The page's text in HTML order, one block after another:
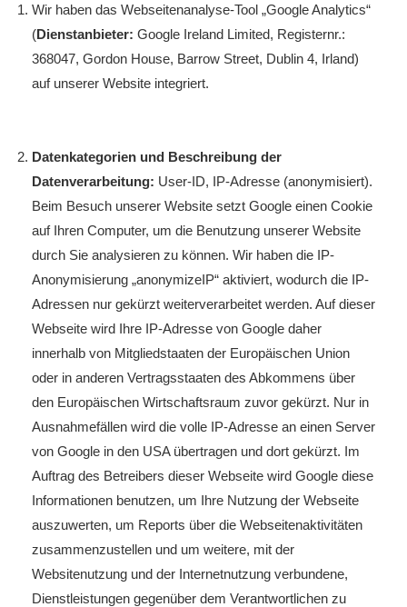
Wir haben das Webseitenanalyse-Tool „Google Analytics“
(Dienstanbieter: Google Ireland Limited, Registernr.:
368047, Gordon House, Barrow Street, Dublin 4, Irland)
auf unserer Website integriert.
Datenkategorien und Beschreibung der
Datenverarbeitung: User-ID, IP-Adresse (anonymisiert).
Beim Besuch unserer Website setzt Google einen Cookie
auf Ihren Computer, um die Benutzung unserer Website
durch Sie analysieren zu können. Wir haben die IP-
Anonymisierung „anonymizeIP“ aktiviert, wodurch die IP-
Adressen nur gekürzt weiterverarbeitet werden. Auf dieser
Webseite wird Ihre IP-Adresse von Google daher
innerhalb von Mitgliedstaaten der Europäischen Union
oder in anderen Vertragsstaaten des Abkommens über
den Europäischen Wirtschaftsraum zuvor gekürzt. Nur in
Ausnahmefällen wird die volle IP-Adresse an einen Server
von Google in den USA übertragen und dort gekürzt. Im
Auftrag des Betreibers dieser Webseite wird Google diese
Informationen benutzen, um Ihre Nutzung der Webseite
auszuwerten, um Reports über die Webseitenaktivitäten
zusammenzustellen und um weitere, mit der
Websitenutzung und der Internetnutzung verbundene,
Dienstleistungen gegenüber dem Verantwortlichen zu